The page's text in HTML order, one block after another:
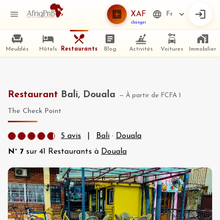
XAF
changer
Fr
Meublés Hôtels Restaurants Blog Activités Voitures Immobilier
Restaurant Bali, Douala — À partir de FCFA 1
The Check Point
5 avis Bali · Douala
N° 7 sur 41 Restaurants à Douala